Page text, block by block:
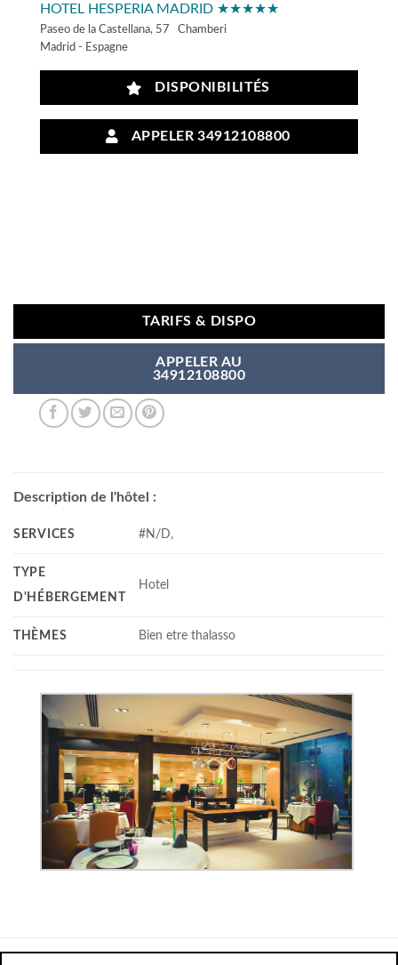
HOTEL HESPERIA MADRID ★★★★★
Paseo de la Castellana, 57 Chamberi
Madrid - Espagne
DISPONIBILITÉS
APPELER 34912108800
TARIFS & DISPO
APPELER AU
34912108800
Description de l'hôtel :
SERVICES #N/D,
TYPE
D'HÉBERGEMENT
Hotel
THÈMES Bien etre thalasso